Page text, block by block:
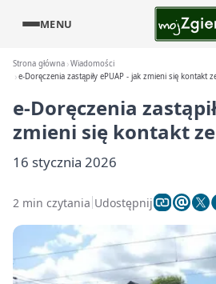
MENU
Strona główna Wiadomości
e-Doręczenia zastąpiły ePUAP - jak zmieni się kontakt
e-Doręczenia
zmieni się kontakt
16 stycznia 2026
2 min czytania Udostępnij